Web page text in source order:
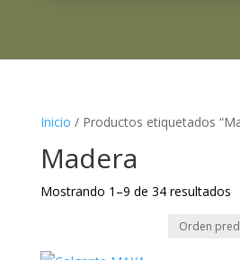
Inicio / Productos etiquetados
Madera
Mostrando 1–9 de 34 resultados